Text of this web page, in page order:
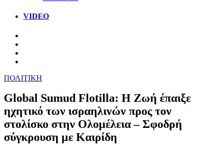
VIDEO
ΠΟΛΙΤΙΚΗ
Global Sumud Flotilla: Η Ζωή έπαιξε
ηχητικό των ισραηλινών προς τον
στολίσκο στην Ολομέλεια – Σφοδρή
σύγκρουση με Καιρίδη